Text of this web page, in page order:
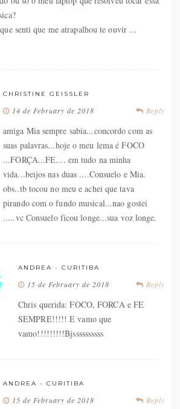
senti que me atrapalhou te ouvir ...
CHRISTINE GEISSLER
Reply
14 de February de 2018
amiga Mia sempre sabia...concordo com as
suas palavras...hoje o meu lema é FOCO
...FORÇA...FE.... em tudo na minha
vida...beijos nas duas ....Consuelo e Mia.
obs..tb tocou no meu e achei que tava
pirando com o fundo musical...nao gostei
.....vc Consuelo ficou longe...sua voz longe.
ANDREA - CURITIBA
Reply
15 de February de 2018
Chris querida: FOCO, FORCA e FE
SEMPRE!!!!! E vamo que
vamo!!!!!!!!!Bjssssssssss
ANDREA - CURITIBA
Reply
15 de February de 2018